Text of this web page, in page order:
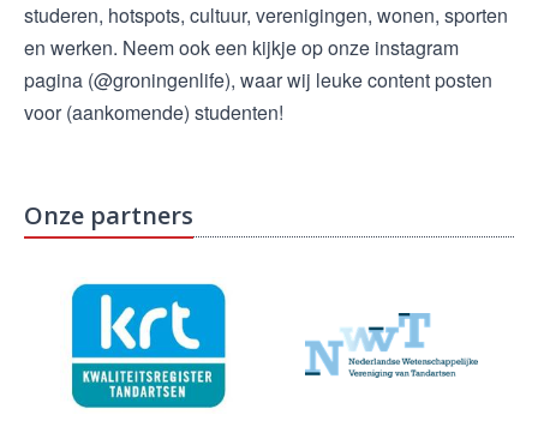
studeren, hotspots, cultuur, verenigingen, wonen, sporten
en werken. Neem ook een kijkje op onze instagram
pagina (@groningenlife), waar wij leuke content posten
voor (aankomende) studenten!
Onze partners